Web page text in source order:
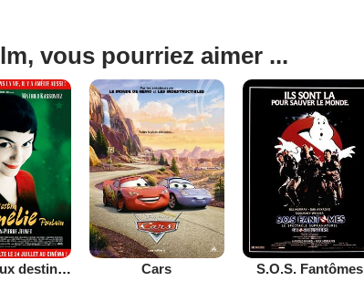
vous pourriez aimer ...
Le Fabuleux destin d'Amélie Poulain Cars S.O.S. Fantômes